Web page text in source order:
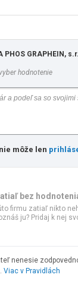
PHOS GRAPHEIN,
hodnotenie
môže len
bez
firmu zatiaľ nikto
ju? Pridaj k nej
nenesie
Viac v Pravidlách